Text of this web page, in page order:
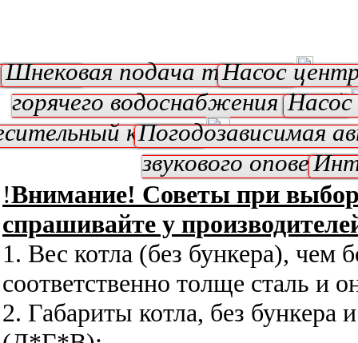
Шнековая подача топлива
Насос
горячего водоснабжения (ГВС)
Насос
клапан
Погодозависимая
звукового
!Внимание! Советы при
спрашивайте у
1. Вес котла (без бункера), чем
соответственно толще сталь и
2. Габариты котла, без бункера